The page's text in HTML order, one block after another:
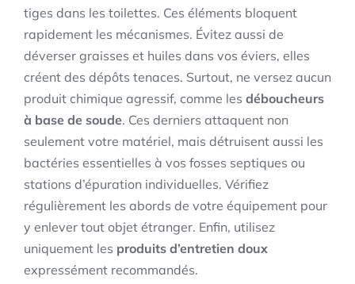
tiges dans les toilettes. Ces éléments bloquent
rapidement les mécanismes. Évitez aussi de
déverser graisses et huiles dans vos éviers, elles
créent des dépôts tenaces. Surtout, ne versez aucun
produit chimique agressif, comme les déboucheurs
à base de soude. Ces derniers attaquent non
seulement votre matériel, mais détruisent aussi les
bactéries essentielles à vos fosses septiques ou
stations d’épuration individuelles. Vérifiez
régulièrement les abords de votre équipement pour
y enlever tout objet étranger. Enfin, utilisez
uniquement les produits d’entretien doux
expressément recommandés.